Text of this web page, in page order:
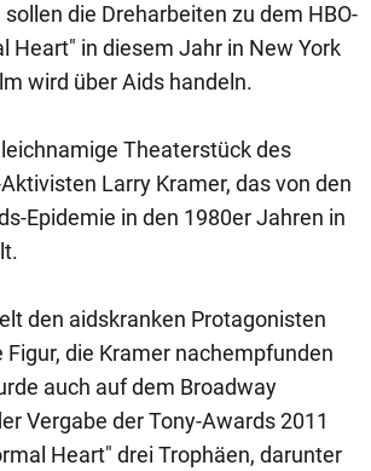
die Dreharbeiten zu dem HBO-
Heart" in diesem Jahr in New York
wird über Aids handeln.
Theaterstück des
Larry Kramer, das von den
Epidemie in den 1980er Jahren in
den aidskranken Protagonisten
Figur, die Kramer nachempfunden
auch auf dem Broadway
Vergabe der Tony-Awards 2011
Heart" drei Trophäen, darunter